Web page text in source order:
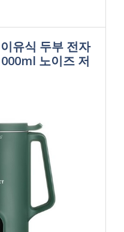
유식 두부 전자
노이즈 저